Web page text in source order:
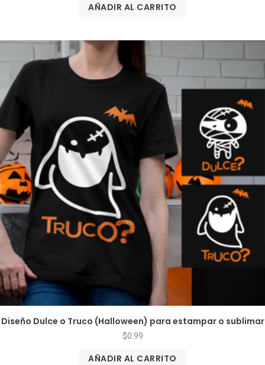
AÑADIR AL CARRITO
Diseño Dulce o Truco (Halloween) para estampar o sublimar
$0.99
AÑADIR AL CARRITO